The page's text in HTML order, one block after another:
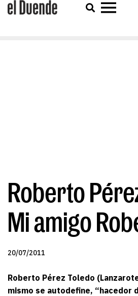
Roberto
Mi amigo
20/07/2011
Roberto Pérez Toledo
mismo se autodefine, “hacedor